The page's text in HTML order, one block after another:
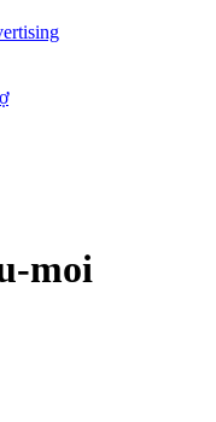
moi